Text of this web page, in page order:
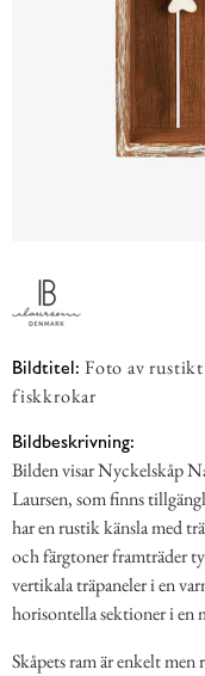
Bildtitel: Foto av
fiskkrokar
Bildbeskrivning:
Bilden visar Nyckelskåp
Laursen, som finns
har en rustik känsla med
och färgtoner framträder
vertikala träpaneler i en
horisontella sektioner i en
Skåpets ram är enkelt